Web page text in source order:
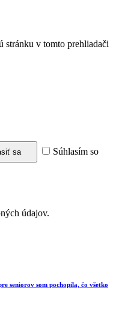
v tomto prehliadači
Súhlasím so
údajov.
seniorov som pochopila, čo všetko